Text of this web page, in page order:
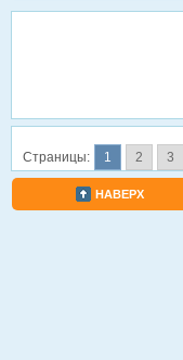
Страницы: 1 2 3
НАВЕРХ